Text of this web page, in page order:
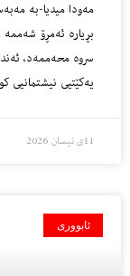
مەودا میدیا-بە
سروە محەممەد،
یەكێتیی نیشتمانیی
11ی نیسان 2026
ئابووری